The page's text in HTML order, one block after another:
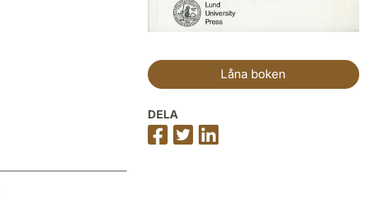
Låna boken
DELA
Dela
på
Dela
på
på